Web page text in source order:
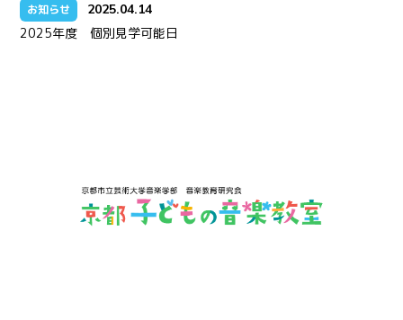
お知らせ 2025.04.14
2025年度 個別見学可能日